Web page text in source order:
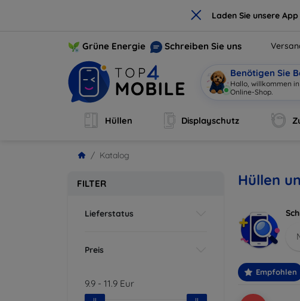
× Laden Sie unsere
Grüne Energie Schreiben Sie uns
Benötigen Sie
Hallo, willkommen
Online-Shop.
Hüllen Displayschutz
Katalog
FILTER
Lieferstatus
Preis
9.9 - 11.9 Eur
Hüllen
Empfohlen